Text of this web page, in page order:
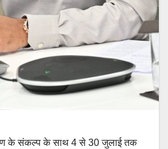
के संकल्प के साथ 4 से 30 जुलाई तक